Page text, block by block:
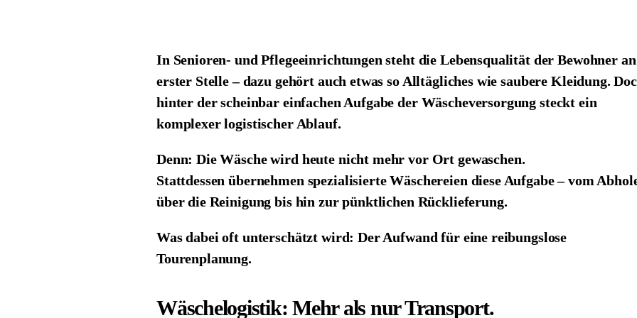
In Senioren- und Pflegeeinrichtungen steht die Lebensqualität der Bewohner an
erster Stelle – dazu gehört auch etwas so Alltägliches wie saubere Kleidung.
hinter der scheinbar einfachen Aufgabe der Wäscheversorgung steckt ein
komplexer logistischer Ablauf.
Denn: Die Wäsche wird heute nicht mehr vor Ort gewaschen.
Stattdessen übernehmen spezialisierte Wäschereien diese Aufgabe – vom
über die Reinigung bis hin zur pünktlichen Rücklieferung.
Was dabei oft unterschätzt wird: Der Aufwand für eine reibungslose
Tourenplanung.
Wäschelogistik: Mehr als nur Transport.